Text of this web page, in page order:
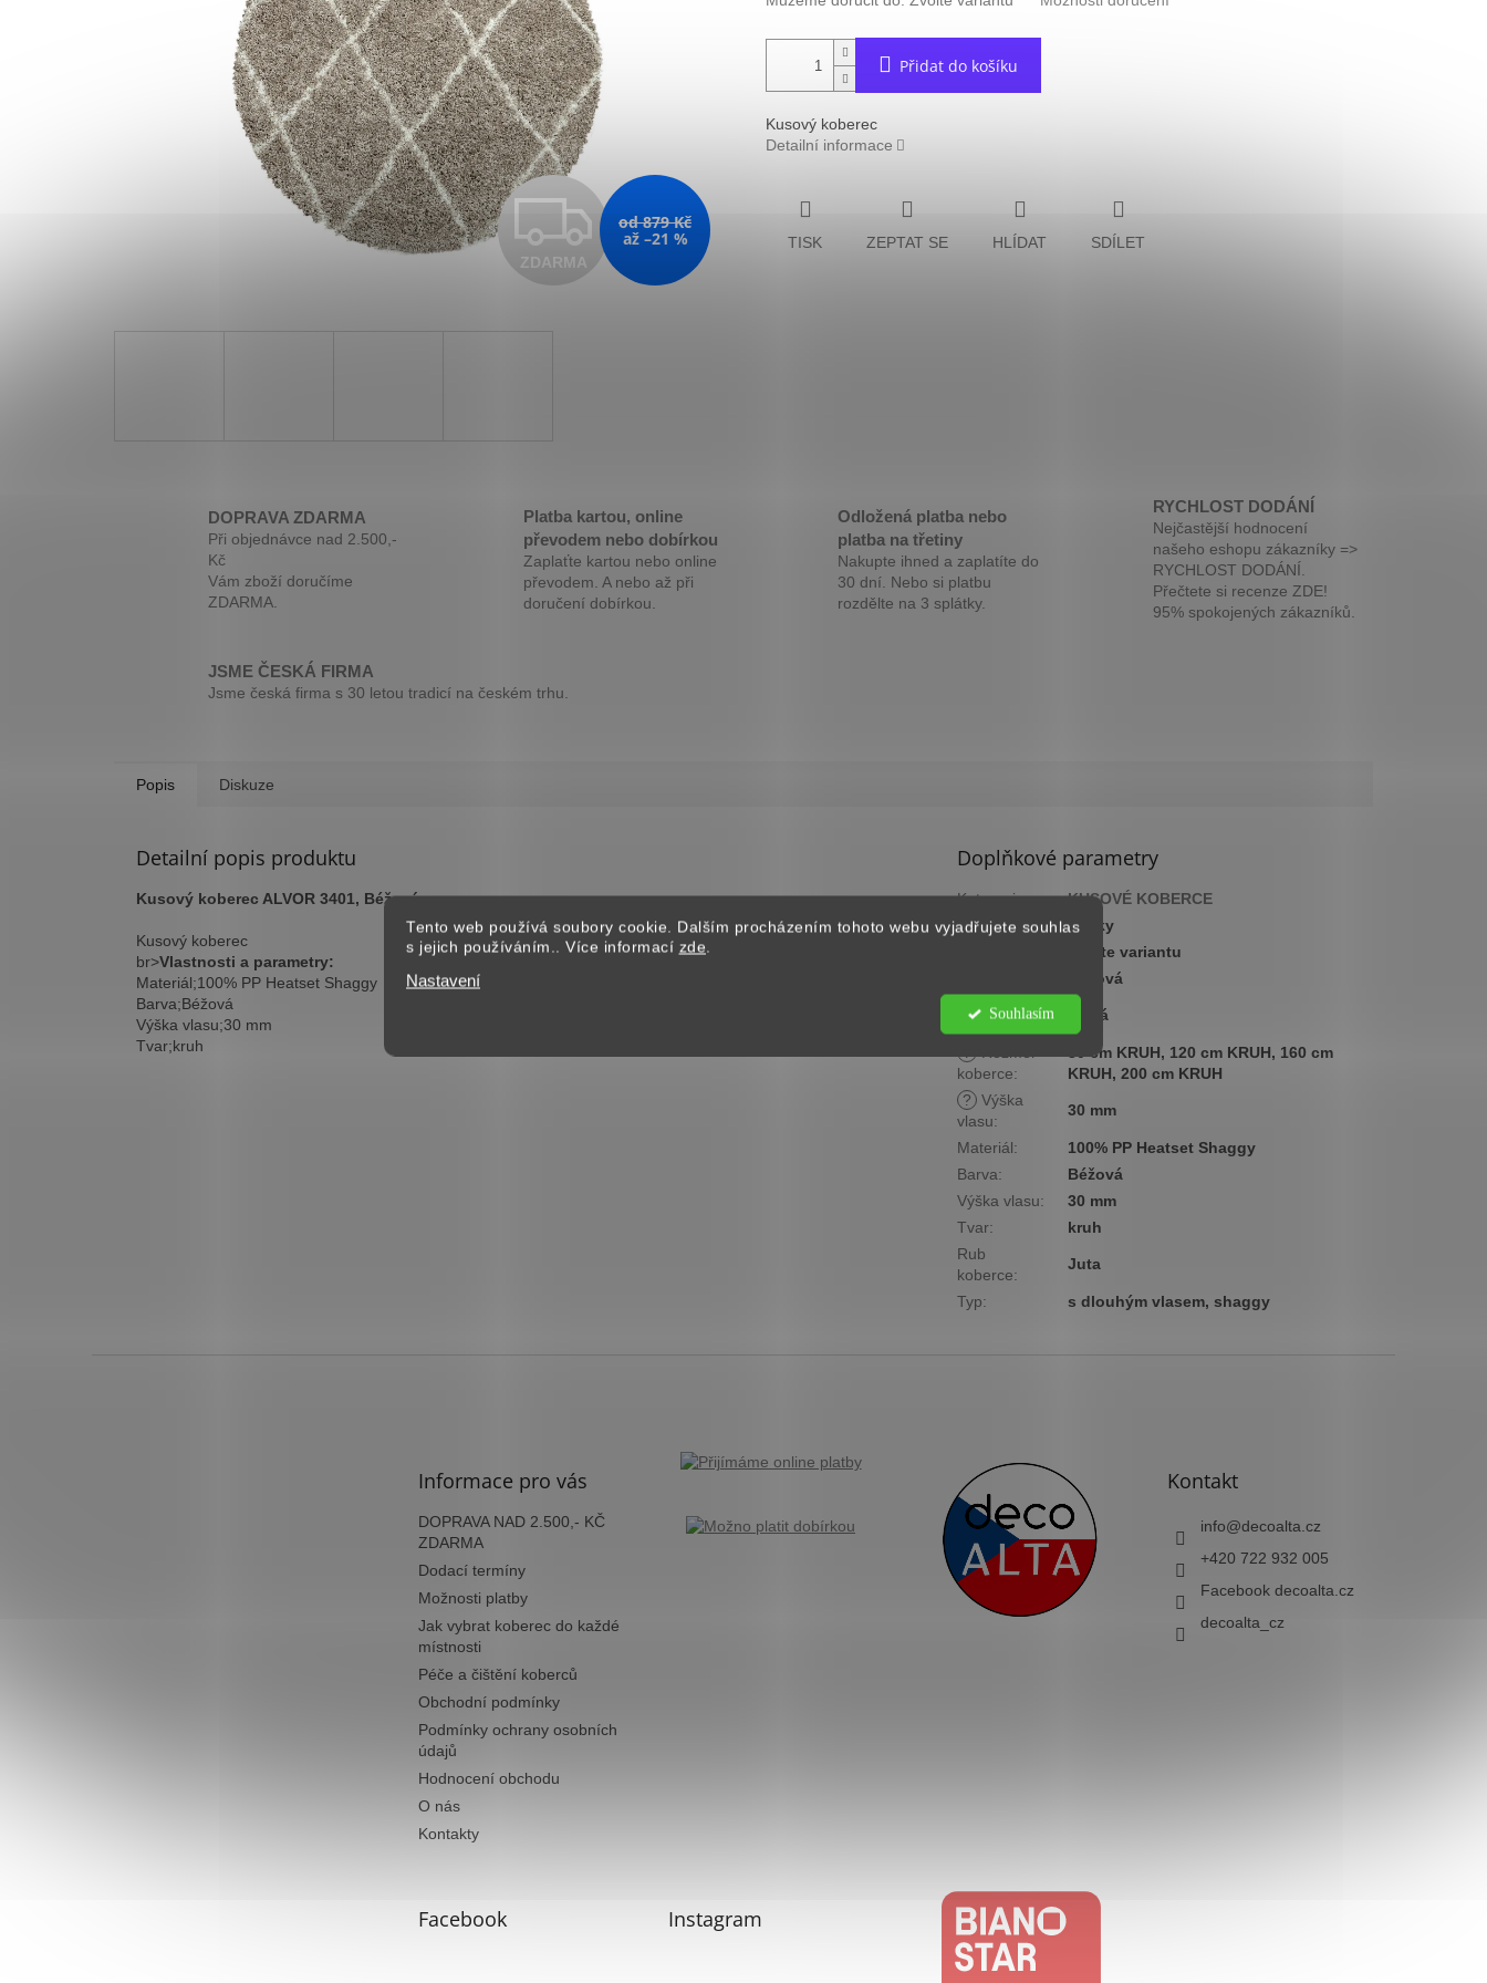
Tento web používá soubory cookie. Dalším procházením tohoto webu vyjadřujete souhlas
s jejich používáním.. Více informací zde.
Nastavení
Souhlasím
Z
D
M
A
ZDARMA
od 879 Kč
až –21 %
Přidat do košíku
Kusový koberec
Detailní informace
TISK ZEPTAT SE HLÍDAT SDÍLET
DOPRAVA ZDARMA
Při objednávce nad 2.500,-
Kč
Vám zboží doručíme
ZDARMA.
Platba kartou, online
převodem nebo dobírkou
Zaplaťte kartou nebo online
převodem. A nebo až při
doručení dobírkou.
Odložená platba nebo
platba na třetiny
Nakupte ihned a zaplatíte do
30 dní. Nebo si platbu
rozdělte na 3 splátky.
RYCHLOST DODÁNÍ
Nejčastější hodnocení
našeho eshopu zákazníky =>
RYCHLOST DODÁNÍ.
Přečtete si recenze ZDE!
95% spokojených zákazníků.
JSME ČESKÁ FIRMA
Jsme česká firma s 30 letou tradicí na českém trhu.
Popis Diskuze
Detailní popis produktu
Kusový koberec ALVOR 3401, Béžová
Kusový koberec
br>Vlastnosti a parametry:
Materiál;100% PP Heatset Shaggy
Barva;Béžová
Výška vlasu;30 mm
Tvar;kruh
Doplňkové parametry
Kategorie:
KUSOVÉ KOBERCE
Záruka:
2 roky
Zvolte variantu
Béžová
Cenová
Nízká
koberce:
80 cm KRUH, 120 cm KRUH, 160 cm
KRUH, 200 cm KRUH
?
Výška
vlasu:
30 mm
Materiál:
100% PP Heatset Shaggy
Barva:
Béžová
Výška vlasu:
30 mm
Tvar:
kruh
Rub
koberce:
Juta
Typ: s dlouhým vlasem, shaggy
Informace pro vás
DOPRAVA NAD 2.500,- KČ
ZDARMA
Dodací termíny
Možnosti platby
Jak vybrat koberec do každé
místnosti
Péče a čištění koberců
Obchodní podmínky
Podmínky ochrany osobních
údajů
Hodnocení obchodu
O nás
Kontakty
Kontakt
info@decoalta.cz
+420 722 932 005
Facebook decoalta.cz
decoalta_cz
Facebook Instagram